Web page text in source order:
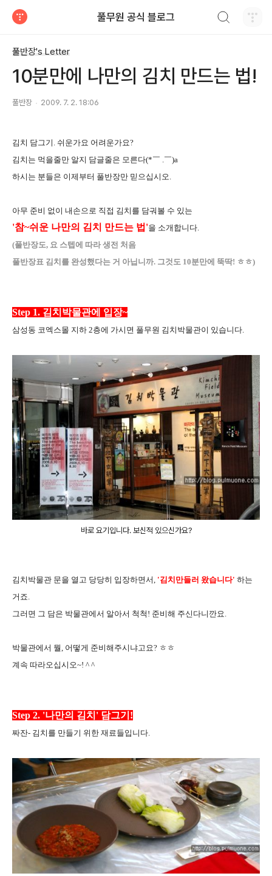
풀무원 공식 블로그
풀반장's Letter
10분만에 나만의 김치 만드는 법!
풀반장 2009. 7. 2. 18:06
김치 담그기. 쉬운가요 어려운가요?
김치는 먹을줄만 알지 담글줄은 모른다(*￣ .￣)a
하시는 분들은 이제부터 풀반장만 믿으십시오.
아무 준비 없이 내손으로 직접 김치를 담궈볼 수 있는
'참~쉬운 나만의 김치 만드는 법'을 소개합니다.
(풀반장도, 요 스텝에 따라 생전 처음
풀반장표 김치를 완성했다는 거 아닙니까. 그것도 10분만에 뚝딱! ㅎㅎ)
Step 1. 김치박물관에 입장~
삼성동 코엑스몰 지하 2층에 가시면 풀무원 김치박물관이 있습니다.
바로 요기입니다. 보신적 있으신가요?
김치박물관 문을 열고 당당히 입장하면서, '김치만들러 왔습니다' 하는
거죠.
그러면 그 담은 박물관에서 알아서 척척! 준비해 주신다니깐요.
박물관에서 뭘, 어떻게 준비해주시냐고요? ㅎㅎ
계속 따라오십시오~! ^ ^
Step 2. '나만의 김치' 담그기!
짜잔- 김치를 만들기 위한 재료들입니다.